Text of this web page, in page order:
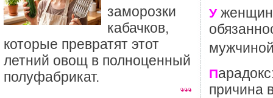
заморозки
кабачков,
которые превратят этот
летний овощ в полноценный
полуфабрикат.
У
П
причина